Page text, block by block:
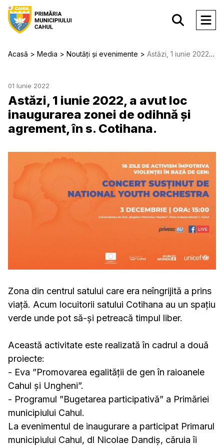
Acasă Media Noutăți și evenimente Astăzi, 1 iunie 2022, a avut loc inaugurarea zonei de odihnă și agrement, în s. Cotihana.
01 Iunie 2022
Astăzi, 1 iunie 2022, a avut loc
inaugurarea zonei de odihnă și
agrement, în s. Cotihana.
Zona din centrul satului care era neîngrijită a prins
viață. Acum locuitorii satului Cotihana au un spațiu
verde unde pot să-și petreacă timpul liber.
Această activitate este realizată în cadrul a două
proiecte:
- Eva ”Promovarea egalității de gen în raioanele
Cahul și Ungheni”.
- Programul ”Bugetarea participativă” a Primăriei
municipiului Cahul.
La evenimentul de inaugurare a participat Primarul
municipiului Cahul, dl Nicolae Dandiș, căruia îi